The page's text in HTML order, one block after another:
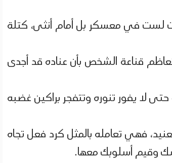
لست في معسكر بل أمام أنثى، كتلة
قناعة الشخص بأن عناده قد أجدى
لا يفور تنوره وتتفجر براكين غضبه
فهي تعامله بالمثل كرد فعل تجاه
وقيم أسلوبك معها.